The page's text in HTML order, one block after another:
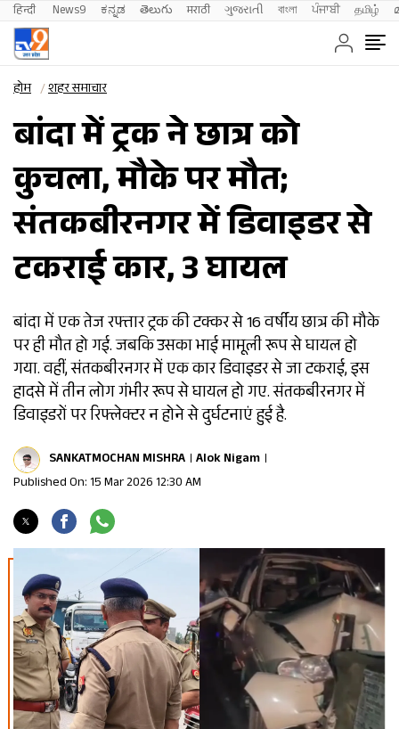
हिन्दी News9 ಕನ್ನಡ తెలుగు मराठी ગુજરાતી বাংলা ਪੰਜਾਬੀ தமிழ்
होम शहर समाचार
बांदा में ट्रक ने छात्र को
कुचला, मौके पर मौत;
संतकबीरनगर में डिवाइडर से
टकराई कार, 3 घायल
बांदा में एक तेज रफ्तार ट्रक की टक्कर से 16 वर्षीय छात्र की मौके
पर ही मौत हो गई. जबकि उसका भाई मामूली रूप से घायल हो
गया. वहीं, संतकबीरनगर में एक कार डिवाइडर से जा टकराई, इस
हादसे में तीन लोग गंभीर रूप से घायल हो गए. संतकबीरनगर में
डिवाइडरों पर रिफ्लेक्टर न होने से दुर्घटनाएं हुई है.
SANKATMOCHAN MISHRA Alok Nigam
Published On: 15 Mar 2026 12:30 AM